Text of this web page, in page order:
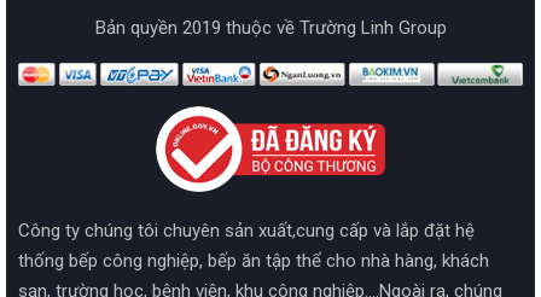
Bản quyền 2019 thuộc về Trường Linh Group
Công ty chúng tôi chuyên sản xuất,cung cấp và lắp đặt hệ
thống bếp công nghiệp, bếp ăn tập thể cho nhà hàng, khách
sạn, trường học, bệnh viện, khu công nghiệp....Ngoài ra, chúng